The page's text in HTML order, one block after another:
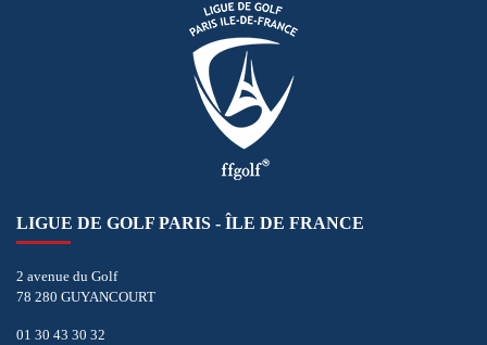
LIGUE DE GOLF PARIS - ÎLE DE FRANCE
2 avenue du Golf
78 280 GUYANCOURT
01 30 43 30 32